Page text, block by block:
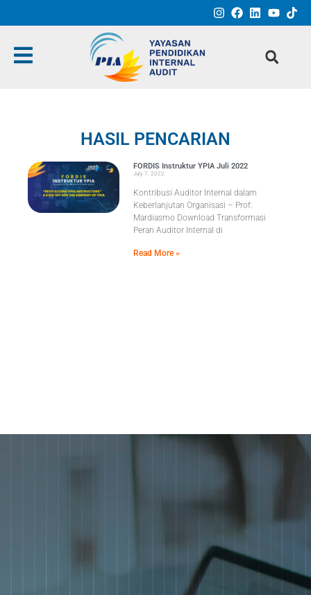
HASIL PENCARIAN
FORDIS Instruktur YPIA Juli 2022
July 7, 2022
Kontribusi Auditor Internal dalam
Keberlanjutan Organisasi – Prof.
Mardiasmo Download Transformasi
Peran Auditor Internal di
Read More »